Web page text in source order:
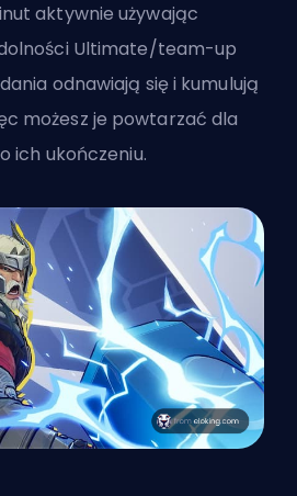
aktywnie używając
Ultimate/team-up
odnawiają się i kumulują
możesz je powtarzać dla
ich ukończeniu.